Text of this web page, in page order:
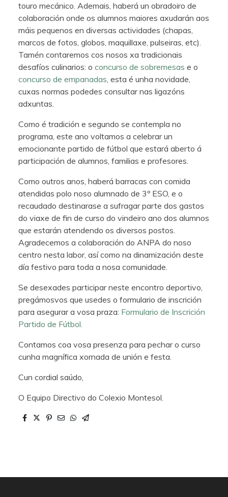
touro mecánico. Ademais, haberá un obradoiro de
colaboración onde os alumnos maiores axudarán aos
máis pequenos en diversas actividades (chapas,
marcos de fotos, globos, maquillaxe, pulseiras, etc).
Tamén contaremos cos nosos xa tradicionais
desafíos culinarios: o concurso de sobremesas e o
concurso de empanadas, esta é unha novidade,
cuxas normas podedes consultar nas ligazóns
adxuntas.
Como é tradición e segundo se contempla no
programa, este ano voltamos a celebrar un
emocionante partido de fútbol que estará aberto á
participación de alumnos, familias e profesores.
Como outros anos, haberá barracas con comida
atendidas polo noso alumnado de 3º ESO, e o
recaudado destinarase a sufragar parte dos gastos
do viaxe de fin de curso do vindeiro ano dos alumnos
que estarán atendendo os diversos postos.
Agradecemos a colaboración do ANPA do noso
centro nesta labor, así como na dinamización deste
día festivo para toda a nosa comunidade.
Se desexades participar neste encontro deportivo,
pregámosvos que usedes o formulario de inscrición
para asegurar a vosa praza: Formulario de Inscrición
Partido de Fútbol.
Contamos coa vosa presenza para pechar o curso
cunha magnífica xornada de unión e festa.
Cun cordial saúdo,
O Equipo Directivo do Colexio Montesol.